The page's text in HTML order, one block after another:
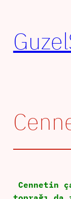
Cennetin